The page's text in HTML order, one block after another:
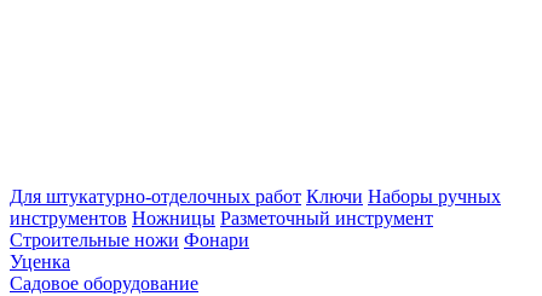
Для штукатурно-отделочных работ Ключи Наборы ручных
инструментов Ножницы Разметочный инструмент
Строительные ножи Фонари
Уценка
Садовое оборудование